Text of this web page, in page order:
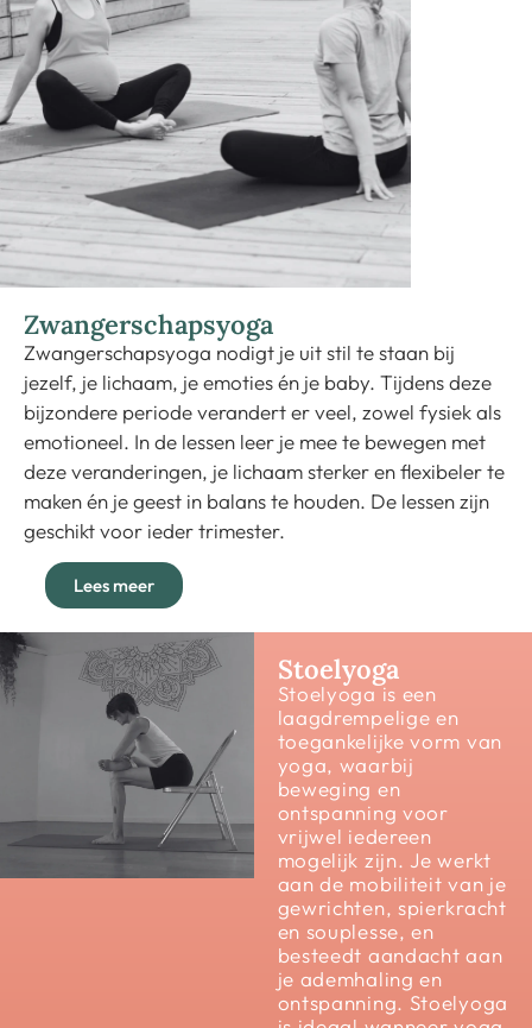
Zwangerschapsyoga
Zwangerschapsyoga nodigt je uit stil te staan bij
jezelf, je lichaam, je emoties én je baby. Tijdens deze
bijzondere periode verandert er veel, zowel fysiek als
emotioneel. In de lessen leer je mee te bewegen met
deze veranderingen, je lichaam sterker en flexibeler te
maken én je geest in balans te houden. De lessen zijn
geschikt voor ieder trimester.
Lees meer
Stoelyoga
Stoelyoga is een
laagdrempelige en
toegankelijke vorm van
yoga, waarbij
beweging en
ontspanning voor
vrijwel iedereen
mogelijk zijn. Je werkt
aan de mobiliteit van je
gewrichten, spierkracht
en souplesse, en
besteedt aandacht aan
je ademhaling en
ontspanning. Stoelyoga